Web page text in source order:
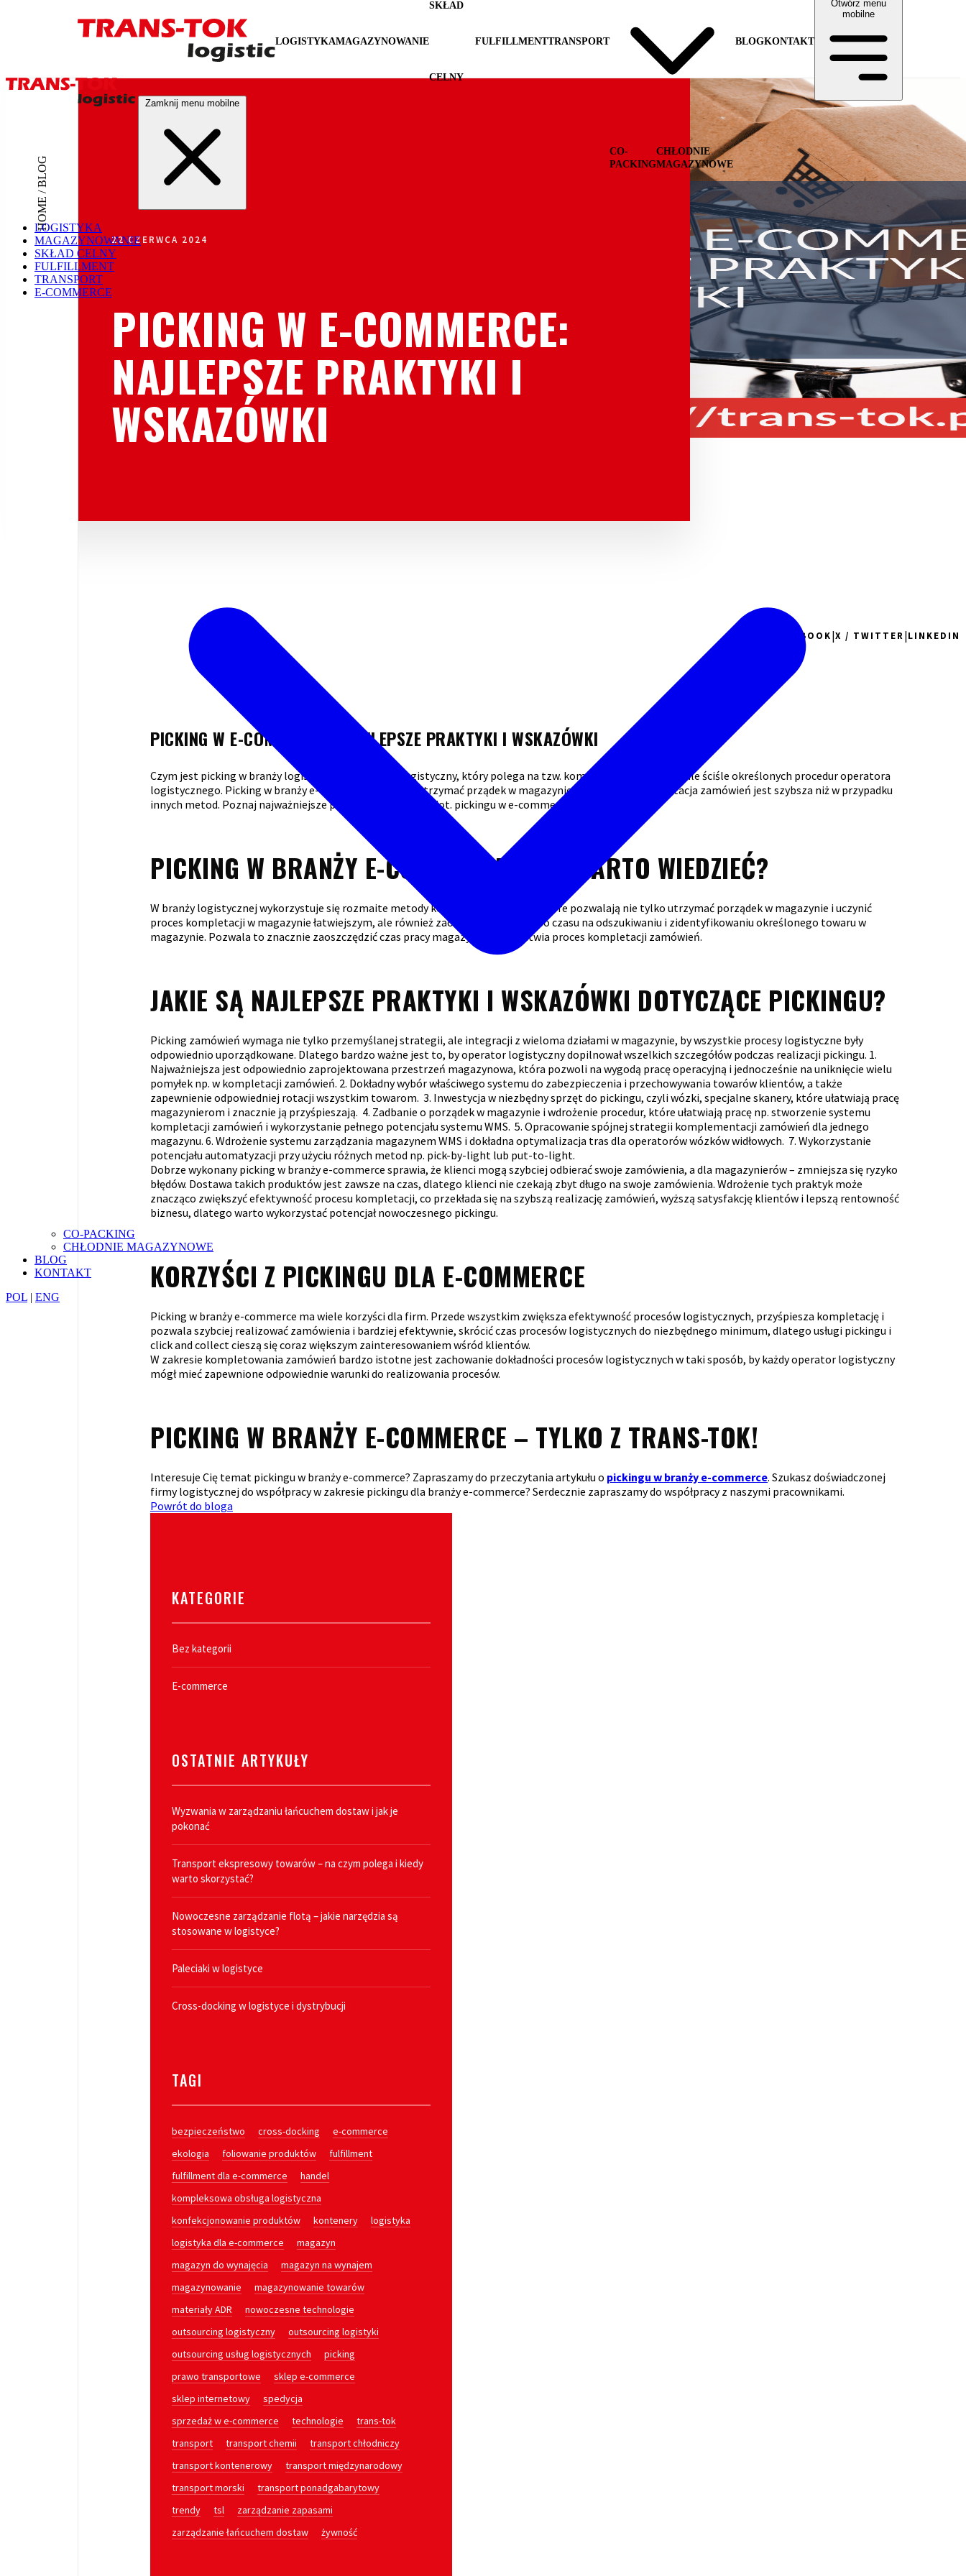
LOGISTYKAMAGAZYNOWANIE
SKŁAD
CELNY
FULFILLMENTTRANSPORT
CO-
PACKING
CHŁODNIE
MAGAZYNOWE
BLOGKONTAKT
Otwórz menu
mobilne
Zamknij menu mobilne
LOGISTYKA
MAGAZYNOWANIE
SKŁAD CELNY
FULFILLMENT
TRANSPORT
E-COMMERCE
CO-PACKING
CHŁODNIE MAGAZYNOWE
BLOG
KONTAKT
POL | ENG
HOME / BLOG
22 CZERWCA 2024
PICKING W E-COMMERCE:
NAJLEPSZE PRAKTYKI I
WSKAZÓWKI
FACEBOOK|X / TWITTER|LINKEDIN
PICKING W E-COMMERCE – NAJLEPSZE PRAKTYKI I WSKAZÓWKI
Czym jest picking w branży logistycznej? To model logistyczny, który polega na tzw. kompletacji towarów wedle ściśle określonych procedur operatora
logistycznego. Picking w branży e-commerce pozwala utrzymać prządek w magazynie i sprawia, że kompletacja zamówień jest szybsza niż w przypadku
innych metod. Poznaj najważniejsze praktyki i wskazówki dot. pickingu w e-commerce.
PICKING W BRANŻY E-COMMERCE – CO WARTO WIEDZIEĆ?
W branży logistycznej wykorzystuje się rozmaite metody kompletacji towarów, które pozwalają nie tylko utrzymać porządek w magazynie i uczynić
proces kompletacji w magazynie łatwiejszym, ale również zaoszczędzić mnóstwo czasu na odszukiwaniu i zidentyfikowaniu określonego towaru w
magazynie. Pozwala to znacznie zaoszczędzić czas pracy magazynierom i ułatwia proces kompletacji zamówień.
JAKIE SĄ NAJLEPSZE PRAKTYKI I WSKAZÓWKI DOTYCZĄCE PICKINGU?
Picking zamówień wymaga nie tylko przemyślanej strategii, ale integracji z wieloma działami w magazynie, by wszystkie procesy logistyczne były
odpowiednio uporządkowane. Dlatego bardzo ważne jest to, by operator logistyczny dopilnował wszelkich szczegółów podczas realizacji pickingu. 1.
Najważniejsza jest odpowiednio zaprojektowana przestrzeń magazynowa, która pozwoli na wygodą pracę operacyjną i jednocześnie na uniknięcie wielu
pomyłek np. w kompletacji zamówień. 2. Dokładny wybór właściwego systemu do zabezpieczenia i przechowywania towarów klientów, a także
zapewnienie odpowiedniej rotacji wszystkim towarom. 3. Inwestycja w niezbędny sprzęt do pickingu, czyli wózki, specjalne skanery, które ułatwiają pracę
magazynierom i znacznie ją przyśpieszają. 4. Zadbanie o porządek w magazynie i wdrożenie procedur, które ułatwiają pracę np. stworzenie systemu
kompletacji zamówień i wykorzystanie pełnego potencjału systemu WMS. 5. Opracowanie spójnej strategii komplementacji zamówień dla jednego
magazynu. 6. Wdrożenie systemu zarządzania magazynem WMS i dokładna optymalizacja tras dla operatorów wózków widłowych. 7. Wykorzystanie
potencjału automatyzacji przy użyciu różnych metod np. pick-by-light lub put-to-light.
Dobrze wykonany picking w branży e-commerce sprawia, że klienci mogą szybciej odbierać swoje zamówienia, a dla magazynierów – zmniejsza się ryzyko
błędów. Dostawa takich produktów jest zawsze na czas, dlatego klienci nie czekają zbyt długo na swoje zamówienia. Wdrożenie tych praktyk może
znacząco zwiększyć efektywność procesu kompletacji, co przekłada się na szybszą realizację zamówień, wyższą satysfakcję klientów i lepszą rentowność
biznesu, dlatego warto wykorzystać potencjał nowoczesnego pickingu.
KORZYŚCI Z PICKINGU DLA E-COMMERCE
Picking w branży e-commerce ma wiele korzyści dla firm. Przede wszystkim zwiększa efektywność procesów logistycznych, przyśpiesza kompletację i
pozwala szybciej realizować zamówienia i bardziej efektywnie, skrócić czas procesów logistycznych do niezbędnego minimum, dlatego usługi pickingu i
click and collect cieszą się coraz większym zainteresowaniem wśród klientów.
W zakresie kompletowania zamówień bardzo istotne jest zachowanie dokładności procesów logistycznych w taki sposób, by każdy operator logistyczny
mógł mieć zapewnione odpowiednie warunki do realizowania procesów.
PICKING W BRANŻY E-COMMERCE – TYLKO Z TRANS-TOK!
Interesuje Cię temat pickingu w branży e-commerce? Zapraszamy do przeczytania artykułu o pickingu w branży e-commerce. Szukasz doświadczonej
firmy logistycznej do współpracy w zakresie pickingu dla branży e-commerce? Serdecznie zapraszamy do współpracy z naszymi pracownikami.
Powrót do bloga
KATEGORIE
Bez kategorii
E-commerce
OSTATNIE ARTYKUŁY
Wyzwania w zarządzaniu łańcuchem dostaw i jak je
pokonać
Transport ekspresowy towarów – na czym polega i kiedy
warto skorzystać?
Nowoczesne zarządzanie flotą – jakie narzędzia są
stosowane w logistyce?
Paleciaki w logistyce
Cross-docking w logistyce i dystrybucji
TAGI
bezpieczeństwo cross-docking
e-commerce
ekologia
foliowanie produktów
fulfillment
fulfillment dla e-commerce
handel
kompleksowa obsługa logistyczna
konfekcjonowanie produktów
kontenery
logistyka
logistyka dla e-commerce
magazyn
magazyn do wynajęcia
magazyn na wynajem
magazynowanie
magazynowanie towarów
materiały ADR
nowoczesne technologie
outsourcing logistyczny
outsourcing logistyki
outsourcing usług logistycznych
picking
prawo transportowe
sklep e-commerce
sklep internetowy
spedycja
sprzedaż w e-commerce
technologie
trans-tok
transport
transport chemii
transport chłodniczy
transport kontenerowy
transport międzynarodowy
transport morski
transport ponadgabarytowy
trendy
tsl
zarządzanie zapasami
zarządzanie łańcuchem dostaw
żywność